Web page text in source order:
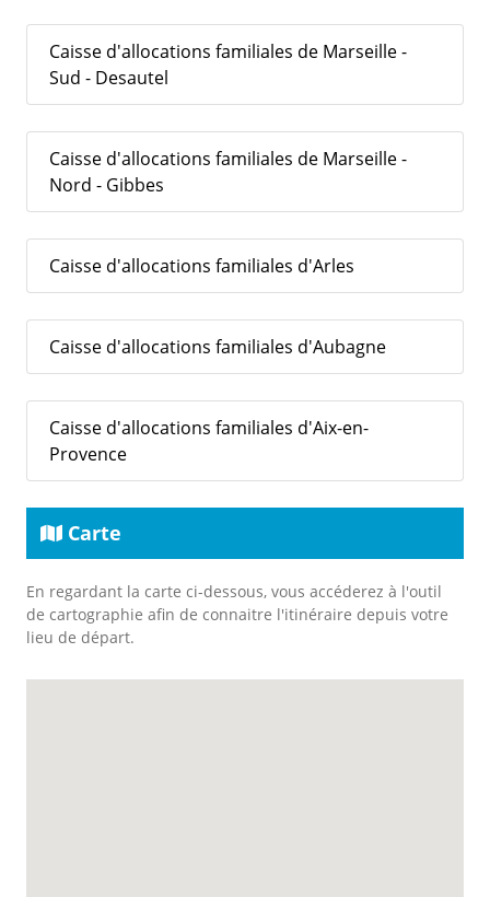
Caisse d'allocations familiales de Marseille -
Sud - Desautel
Caisse d'allocations familiales de Marseille -
Nord - Gibbes
Caisse d'allocations familiales d'Arles
Caisse d'allocations familiales d'Aubagne
Caisse d'allocations familiales d'Aix-en-
Provence
Carte
En regardant la carte ci-dessous, vous accéderez à l'outil
de cartographie afin de connaitre l'itinéraire depuis votre
lieu de départ.